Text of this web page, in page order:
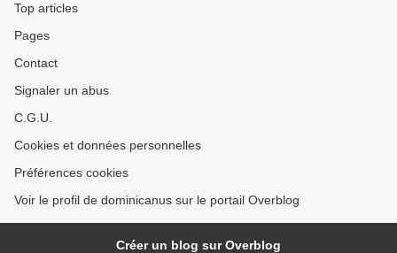
Top articles
Pages
Contact
Signaler un abus
C.G.U.
Cookies et données personnelles
Préférences cookies
Voir le profil de dominicanus sur le portail Overblog
Créer un blog sur Overblog